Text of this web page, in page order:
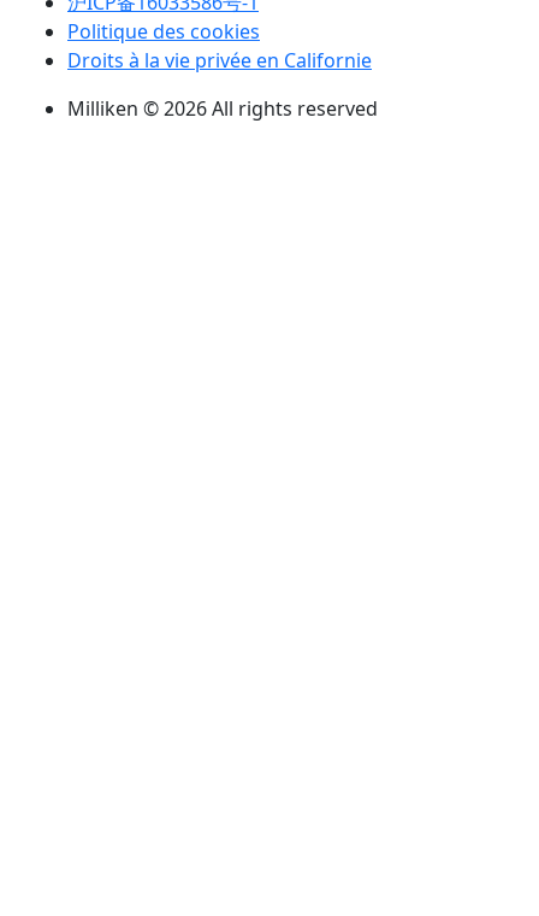
Politique des cookies
Droits à la vie privée en Californie
Milliken © 2026 All rights reserved